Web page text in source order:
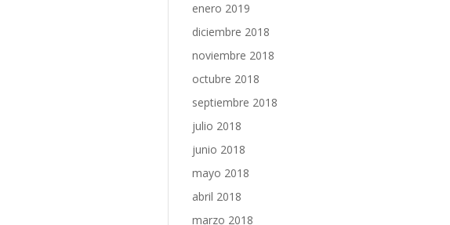
enero 2019
diciembre 2018
noviembre 2018
octubre 2018
septiembre 2018
julio 2018
junio 2018
mayo 2018
abril 2018
marzo 2018